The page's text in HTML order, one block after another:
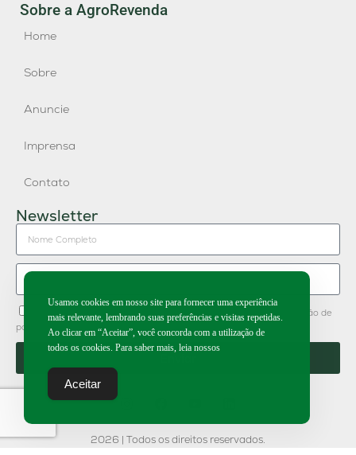
Sobre a AgroRevenda
Home
Sobre
Anuncie
Imprensa
Contato
Newsletter
Concordo em receber newsletter do Grupo Publique e divulgação de
parceiros.
2026 | Todos os direitos reservados.
Usamos cookies em nosso site para fornecer uma experiência
mais relevante, lembrando suas preferências e visitas repetidas.
Ao clicar em “Aceitar”, você concorda com a utilização de
todos os cookies. Para saber mais, leia nossos
Aceitar